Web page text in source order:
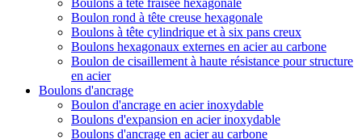
Boulons à tête fraisée hexagonale
Boulon rond à tête creuse hexagonale
Boulons à tête cylindrique et à six pans creux
Boulons hexagonaux externes en acier au carbone
Boulon de cisaillement à haute résistance pour structure
en acier
Boulons d'ancrage
Boulon d'ancrage en acier inoxydable
Boulons d'expansion en acier inoxydable
Boulons d'ancrage en acier au carbone